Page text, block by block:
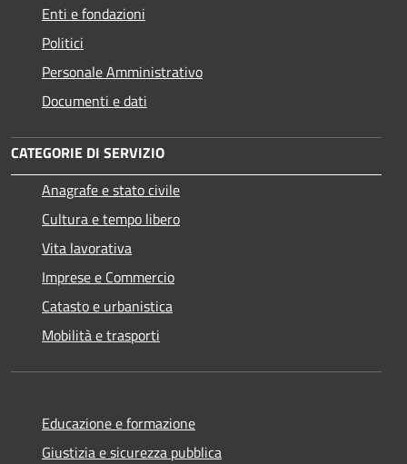
Enti e fondazioni
Politici
Personale Amministrativo
Documenti e dati
CATEGORIE DI SERVIZIO
Anagrafe e stato civile
Cultura e tempo libero
Vita lavorativa
Imprese e Commercio
Catasto e urbanistica
Mobilità e trasporti
Educazione e formazione
Giustizia e sicurezza pubblica